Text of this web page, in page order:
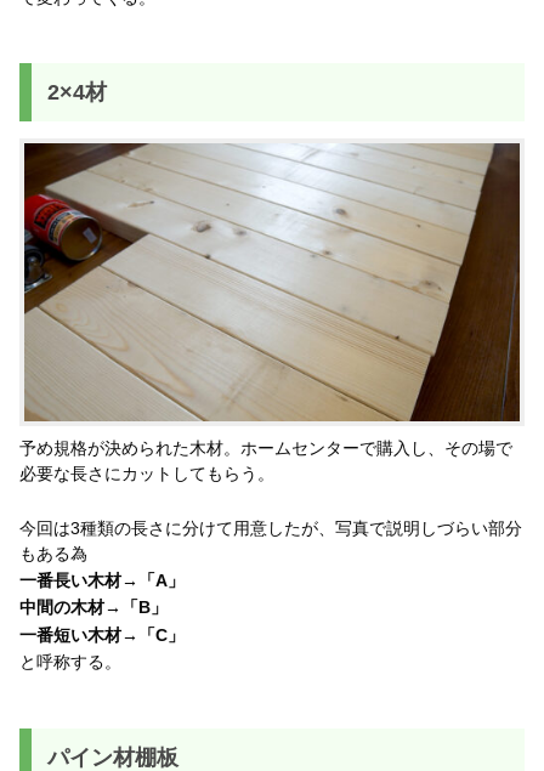
2×4材
予め規格が決められた木材。ホームセンターで購入し、その場で
必要な長さにカットしてもらう。
今回は3種類の長さに分けて用意したが、写真で説明しづらい部分
もある為
一番長い木材→「A」
中間の木材→「B」
一番短い木材→「C」
と呼称する。
パイン材棚板